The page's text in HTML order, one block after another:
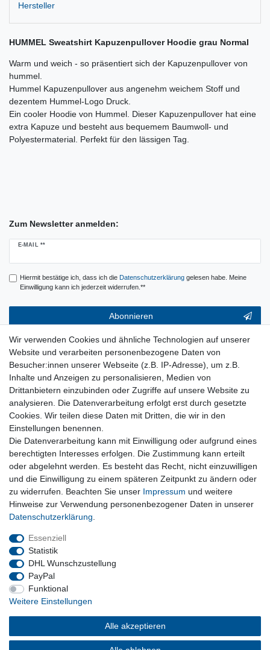
Hersteller
HUMMEL Sweatshirt Kapuzenpullover Hoodie grau Normal
Warm und weich - so präsentiert sich der Kapuzenpullover von
hummel.
Hummel Kapuzenpullover aus angenehm weichem Stoff und
dezentem Hummel-Logo Druck.
Ein cooler Hoodie von Hummel. Dieser Kapuzenpullover hat eine
extra Kapuze und besteht aus bequemem Baumwoll- und
Polyestermaterial. Perfekt für den lässigen Tag.
Zum Newsletter anmelden:
E-MAIL **
Newsletter
Hiermit bestätige ich, dass ich die Daten­schutz­erklärunggelesen habe. Meine
Einwilligung kann ich jederzeit widerrufen.**
Abonnieren
** Hierbei handelt es sich um ein Pflichtfeld.
Service & Hilfe
Kontakt
Warenkorb
Zur Kasse
Nützliches
Newsletter abmelden
Widerrufsformular
Vertrag Widerrufen
Rechtliches
Impressum
Wiederrufsrecht
AGB
Privatkunden
Neukundenanmeldung
Mein Konto
Wir verwenden Cookies und ähnliche Technologien auf unserer
Website und verarbeiten personenbezogene Daten von
Besucher:innen unserer Webseite (z.B. IP-Adresse), um z.B.
Inhalte und Anzeigen zu personalisieren, Medien von
Drittanbietern einzubinden oder Zugriffe auf unsere Website zu
analysieren. Die Datenverarbeitung erfolgt erst durch gesetzte
Cookies. Wir teilen diese Daten mit Dritten, die wir in den
Einstellungen benennen.
Die Datenverarbeitung kann mit Einwilligung oder aufgrund eines
berechtigten Interesses erfolgen. Die Zustimmung kann erteilt
oder abgelehnt werden. Es besteht das Recht, nicht einzuwilligen
und die Einwilligung zu einem späteren Zeitpunkt zu ändern oder
zu widerrufen. Beachten Sie unser Impressum und weitere
Hinweise zur Verwendung personenbezogener Daten in unserer
Daten­schutz­erklärung
Essenziell
Statistik
DHL Wunschzustellung
PayPal
Funktional
Weitere Einstellungen
Alle akzeptieren